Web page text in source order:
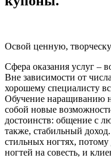
Освой ценную,
Сфера оказания услуг –
Вне зависимости от
хорошему специалисту
Обучение наращиванию
собой новые
достоинств: общение с
также, стабильный
стильных ногтях,
ногтей на совесть, и